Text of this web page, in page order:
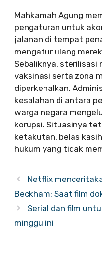
Mahkamah Agung
pengaturan untuk
jalanan di tempat
mengatur ulang
Sebaliknya, sterilisasi
vaksinasi serta zona
diperkenalkan.
kesalahan di antara
warga negara
korupsi. Situasinya
ketakutan, belas
hukum yang tidak
Netflix
Beckham: Saat film
Serial dan film
minggu ini